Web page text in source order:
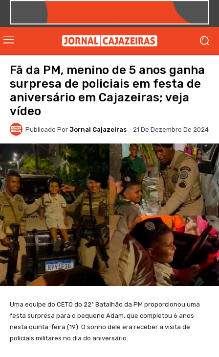
Fã da PM, menino de 5 anos ganha
surpresa de policiais em festa de
aniversário em Cajazeiras; veja
vídeo
Publicado Por Jornal Cajazeiras 21 De Dezembro De 2024
Uma equipe do CETO do 22º Batalhão da PM proporcionou uma
festa surpresa para o pequeno Adam, que completou 6 anos
nesta quinta-feira (19). O sonho dele era receber a visita de
policiais militares no dia do aniversário.